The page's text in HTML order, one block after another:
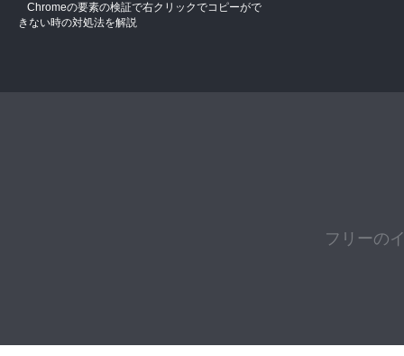
Chromeの要素の検証で右クリックでコピーがで
きない時の対処法を解説
フリーの